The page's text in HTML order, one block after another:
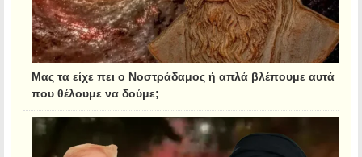
Μας τα είχε πει ο Νοστράδαμος ή απλά βλέπουμε αυτά
που θέλουμε να δούμε;